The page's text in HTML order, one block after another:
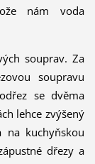
nám voda
souprav. Za
soupravu
se dvěma
lehce zvýšený
na kuchyňskou
dřezy a